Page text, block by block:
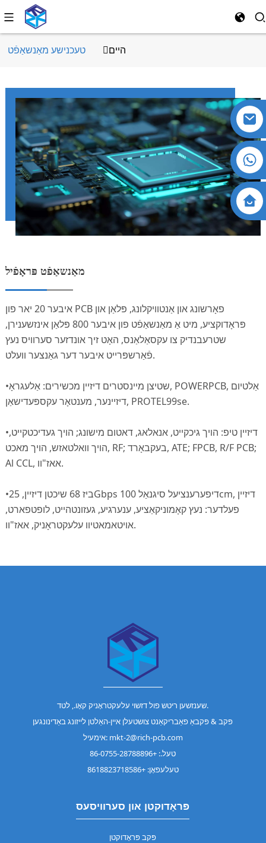
היים טעכנישע מאַנשאַפֿט
מאַנשאַפֿט פּראָפֿיל
איבער 20 יאר פון PCB פאָרשונג און אַנטוויקלונג, פּלאַן און
פּראָדוקציע, מיט אַ מאַנשאַפֿט פון איבער 800 פּלאַן אינזשענירן,
שטרעבנדיק צו עקסאַלאַנס, האָט זיך אונדזער סערוויס נעץ
פֿאַרשפּרייט איבער דער גאַנצער וועלט.
•שטיצן מיינסטרים דיזיין מכשירים: אַלעגראָ, POWERPCB, אַלטיום
דיזיינער, מענטאָר עקספּעדישאַן, PROTEL99se.
•דיזיין טיפ: הויך גיכקייט, אנאלאג, דאטום מישונג; הויך געדיכטקייט,
הויך וואלטאזש, הויך מאכט, RF; בעקבאָרד, ATE; FPCB, R/F PCB;
Al CCL, אאז"וו.
•ביז 68 שיכטן דיזיין, 25Gbps דיפערענציעל סיגנאַל 100cm, דיזיין
פעלדער: נעץ קאָמוניקאַציע, ענערגיע, געזונטהייט, לופטפארט,
אויטאמאטיוו עלעקטראָניק, אאז"וו.
שענזשען ריטש פול דזשוי עלעקטראָניק קאָו., לטד.
פּקב & פּקבאַ פאַבריקאַנט צושטעלן איין-האַלטן לייזונג באַדינונגען
אימעיל: mkt-2@rich-pcb.com
טעל.: +86-0755-28788896
טעלעפאָן: +8618823718586
פּראָדוקטן און סערוויסעס
פּקב פּראָדוקטן